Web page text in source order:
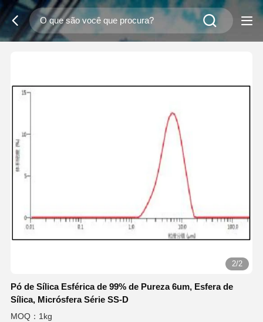
2/2
Pó de Sílica Esférica de 99% de Pureza 6um, Esfera de
Sílica, Micrósfera Série SS-D
MOQ：1kg